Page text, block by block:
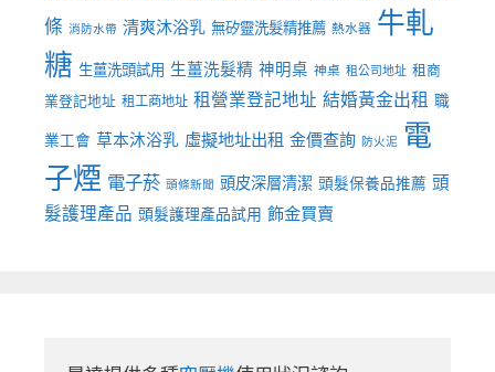
條 消防水帶 清爽沐浴乳 無矽靈洗髮精推薦 熱水器 牛軋
糖 生薑洗頭試用 生薑洗髮精 神明桌 神桌 租公司地址 租商
業登記地址 租工商地址 租營業登記地址 結婚黃金出租 職
業工會 草本沐浴乳 虛擬地址出租 金價查詢 防火泥
電
子煙 電子菸 頭條新聞 頭皮深層清潔 頭髮保養品推薦 頭
髮護理產品 頭髮護理產品試用 飾金買賣